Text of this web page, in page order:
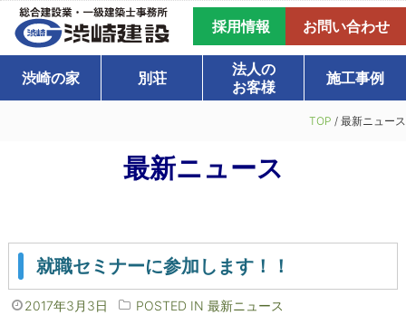
採用情報 お問い合わせ
渋崎の家 別荘
法人の
お客様
施工事例
TOP / 最新ニュース
最新ニュース
就職セミナーに参加します！！
2017年3月3日 POSTED IN 最新ニュース